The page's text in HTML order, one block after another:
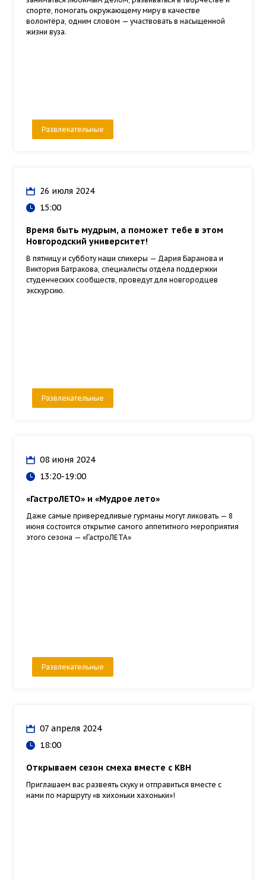
спорте, помогать окружающему миру в качестве
волонтёра, одним словом — участвовать в насыщенной
жизни вуза.
Развлекательные
26 июля 2024
15:00
Время быть мудрым, а поможет тебе в этом
Новгородский университет!
В пятницу и субботу наши спикеры — Дария Баранова и
Виктория Батракова, специалисты отдела поддержки
студенческих сообществ, проведут для новгородцев
экскурсию.
Развлекательные
08 июня 2024
13:20-19:00
«ГастроЛЕТО» и «Мудрое лето»
Даже самые привередливые гурманы могут ликовать — 8
июня состоится открытие самого аппетитного мероприятия
этого сезона — «ГастроЛЕТА»
Развлекательные
07 апреля 2024
18:00
Открываем сезон смеха вместе с КВН
Приглашаем вас развеять скуку и отправиться вместе с
нами по маршруту «в хихоньки хахоньки»!